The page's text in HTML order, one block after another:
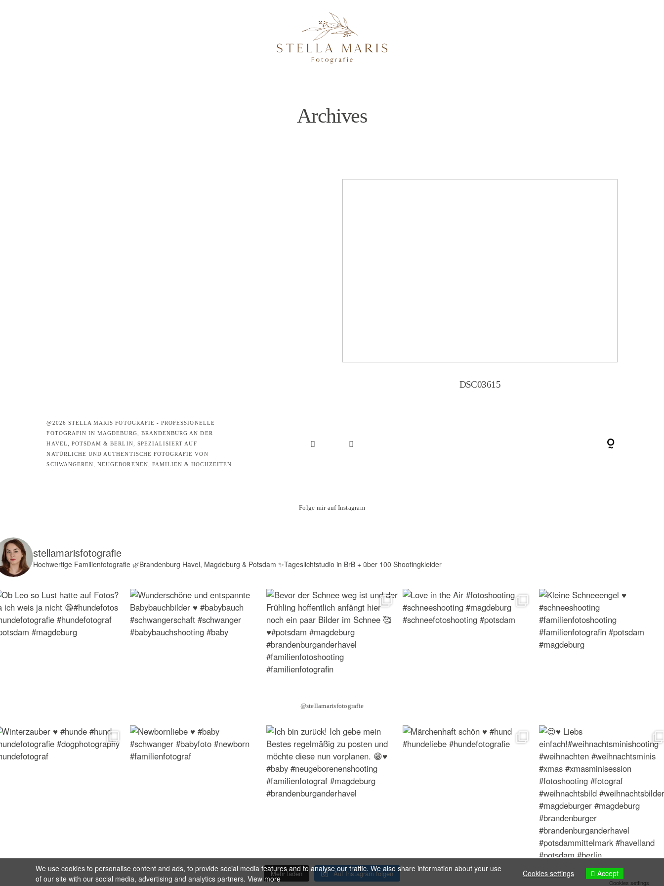
Archives
DSC03615
@2026 STELLA MARIS FOTOGRAFIE - PROFESSIONELLE
FOTOGRAFIN IN MAGDEBURG, BRANDENBURG AN DER
HAVEL, POTSDAM & BERLIN, SPEZIALISIERT AUF
NATÜRLICHE UND AUTHENTISCHE FOTOGRAFIE VON
SCHWANGEREN, NEUGEBORENEN, FAMILIEN & HOCHZEITEN.
Folge mir auf Instagram
@stellamarisfotografie
stellamarisfotografie
Hochwertige Familienfotografie🌿Brandenburg Havel, Magdeburg & Potsdam ✨Tageslichtstudio in BrB + über 100 Shootingkleider
Mehr laden Auf Instagram folgen
We use cookies to personalise content and ads, to provide social media features and to analyse our traffic. We also share information about your use
of our site with our social media, advertising and analytics partners. View more
Cookies settings Accept
Cookies settings